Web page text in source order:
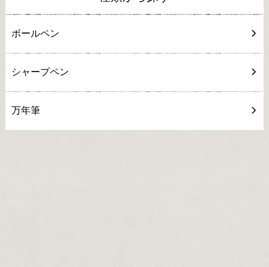
ボールペン
シャープペン
万年筆